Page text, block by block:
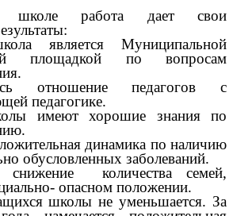
школе работа дает свои
является Муниципальной
площадкой по вопросам
отношение педагогов с
педагогике.
имеют хорошие знания по
динамика по наличию
обусловленных заболеваний.
снижение количества семей,
опасном положении.
школы не уменьшается. За